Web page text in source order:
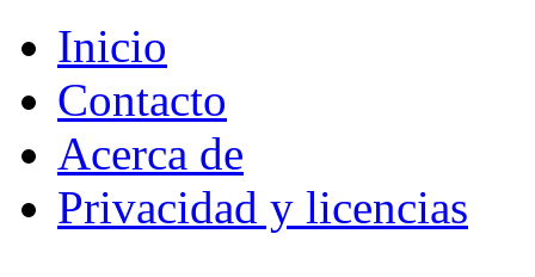
Inicio
Contacto
Acerca de
Privacidad y licencias